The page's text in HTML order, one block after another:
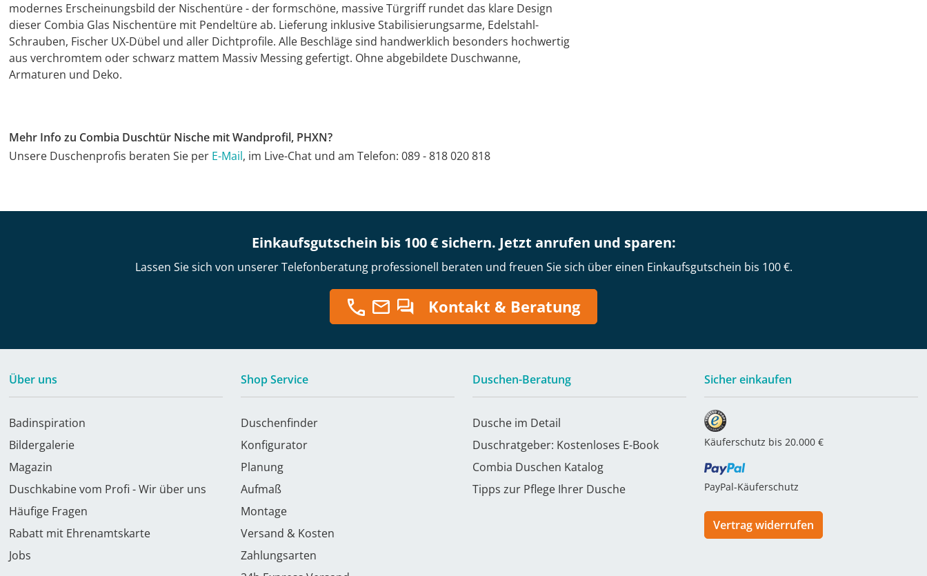
modernes Erscheinungsbild der Nischentüre - der formschöne, massive Türgriff rundet das klare Design
dieser Combia Glas Nischentüre mit Pendeltüre ab. Lieferung inklusive Stabilisierungsarme, Edelstahl-
Schrauben, Fischer UX-Dübel und aller Dichtprofile. Alle Beschläge sind handwerklich besonders hochwertig
aus verchromtem oder schwarz mattem Massiv Messing gefertigt. Ohne abgebildete Duschwanne,
Armaturen und Deko.
Mehr Info zu Combia Duschtür Nische mit Wandprofil, PHXN?
Unsere Duschenprofis beraten Sie per E-Mail, im Live-Chat und am Telefon: 089 - 818 020 818
Einkaufsgutschein bis 100 € sichern. Jetzt anrufen und sparen:
Lassen Sie sich von unserer Telefonberatung professionell beraten und freuen Sie sich über einen Einkaufsgutschein bis 100 €.
Kontakt & Beratung
Über uns
Badinspiration
Bildergalerie
Magazin
Duschkabine vom Profi - Wir über uns
Häufige Fragen
Rabatt mit Ehrenamtskarte
Jobs
Shop Service
Duschenfinder
Konfigurator
Planung
Aufmaß
Montage
Versand & Kosten
Zahlungsarten
Duschen-Beratung
Dusche im Detail
Duschratgeber: Kostenloses E-Book
Combia Duschen Katalog
Tipps zur Pflege Ihrer Dusche
Sicher einkaufen
Käuferschutz bis 20.000 €
PayPal-Käuferschutz
Vertrag widerrufen